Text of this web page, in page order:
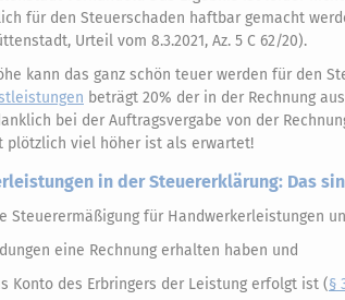
für den Steuerschaden haftbar gemacht
Urteil vom 8.3.2021, Az. 5 C 62/20).
kann das ganz schön teuer werden für den
beträgt 20% der in der Rechnung
bei der Auftragsvergabe von der
plötzlich viel höher ist als erwartet!
in der Steuererklärung: Das
Steuerermäßigung für Handwerkerleistungen
eine Rechnung erhalten haben und
Konto des Erbringers der Leistung erfolgt ist (§